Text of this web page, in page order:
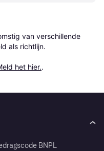
van verschillende
als richtlijn.
het hier..
BNPL